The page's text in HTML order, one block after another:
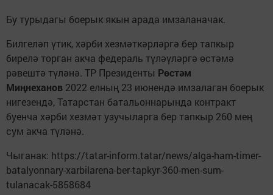
Бу турыдагы боерык якын арада имзаланачак.
Билгеләп үтик, хәрби хезмәткәрләргә бер тапкыр
бирелә торган акча федераль түләүләргә өстәмә
рәвештә түләнә. ТР Президенты Рөстәм
Миңнеханов 2022 елның 23 июнендә имзалаган боерык
нигезендә, Татарстан батальоннарында контракт
буенча хәрби хезмәт узучыларга бер тапкыр 260 мең
сум акча түләнә.
Чыганак: https://tatar-inform.tatar/news/alga-ham-timer-
batalyonnary-xarbilarena-ber-tapkyr-360-men-sum-
tulanacak-5858684